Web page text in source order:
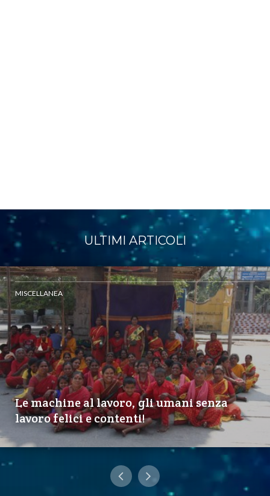
ULTIMI ARTICOLI
MISCELLANEA
Le machine al lavoro, gli umani senza
lavoro felici e contenti!